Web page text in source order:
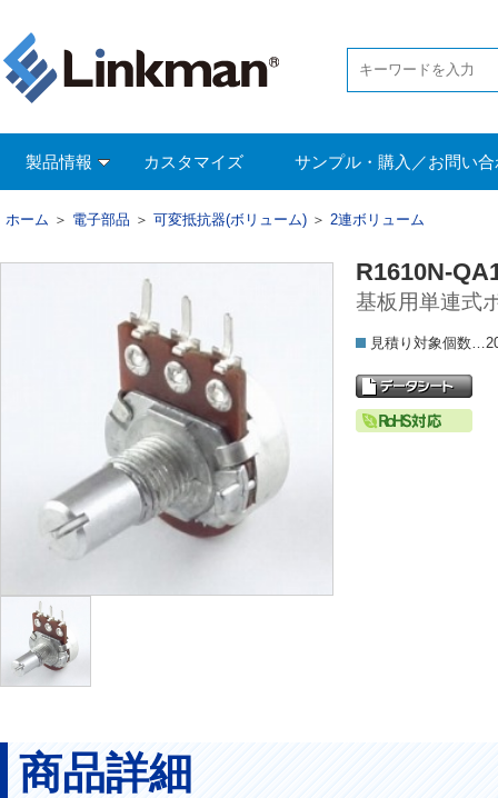
製品情報 カスタマイズ サンプル・購入／お問い
ホーム ＞ 電子部品 ＞ 可変抵抗器(ボリューム) ＞ 2連ボリューム
R1610N-
基板用単連式
見積り対象個数
商品詳細